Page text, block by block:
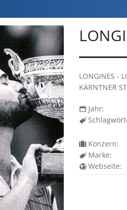
LONGINES -
KÄRNTNER
Jahr:
Konzern:
Marke:
Webseite: